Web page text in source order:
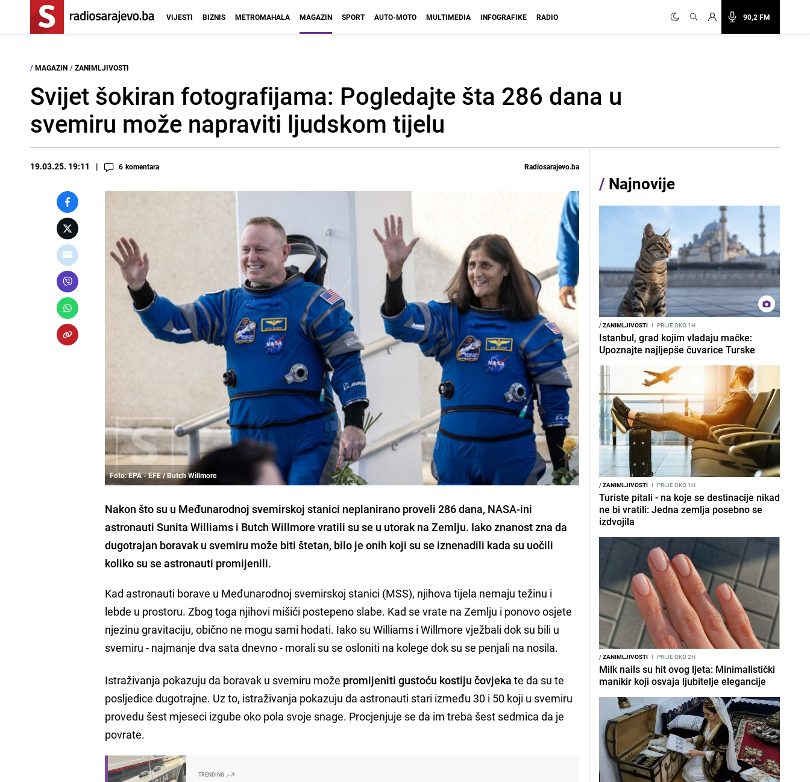
90,2 FM
VIJESTI BIZNIS METROMAHALA MAGAZIN SPORT AUTO-MOTO MULTIMEDIA INFOGRAFIKE RADIO
/ MAGAZIN / ZANIMLJIVOSTI
Svijet šokiran fotografijama: Pogledajte šta 286 dana u
svemiru može napraviti ljudskom tijelu
19.03.25. 19:11 6 komentara Radiosarajevo.ba
Foto: EPA - EFE / Butch Willmore
Nakon što su u Međunarodnoj svemirskoj stanici neplanirano proveli 286 dana, NASA-ini
astronauti Sunita Williams i Butch Willmore vratili su se u utorak na Zemlju. Iako znanost zna da
dugotrajan boravak u svemiru može biti štetan, bilo je onih koji su se iznenadili kada su uočili
koliko su se astronauti promijenili.
Kad astronauti borave u Međunarodnoj svemirskoj stanici (MSS), njihova tijela nemaju težinu i
lebde u prostoru. Zbog toga njihovi mišići postepeno slabe. Kad se vrate na Zemlju i ponovo osjete
njezinu gravitaciju, obično ne mogu sami hodati. Iako su Williams i Willmore vježbali dok su bili u
svemiru - najmanje dva sata dnevno - morali su se osloniti na kolege dok su se penjali na nosila.
Istraživanja pokazuju da boravak u svemiru može promijeniti gustoću kostiju čovjeka te da su te
posljedice dugotrajne. Uz to, istraživanja pokazuju da astronauti stari između 30 i 50 koji u svemiru
provedu šest mjeseci izgube oko pola svoje snage. Procjenjuje se da im treba šest sedmica da je
povrate.
TRENDING
/ Najnovije
/ZANIMLJIVOSTI I PRIJE OKO 1H
Istanbul, grad kojim vladaju mačke:
Upoznajte najljepše čuvarice Turske
/ZANIMLJIVOSTI I PRIJE OKO 1H
Turiste pitali - na koje se destinacije nikad
ne bi vratili: Jedna zemlja posebno se
izdvojila
/ZANIMLJIVOSTI I PRIJE OKO 2H
Milk nails su hit ovog ljeta: Minimalistički
manikir koji osvaja ljubitelje elegancije